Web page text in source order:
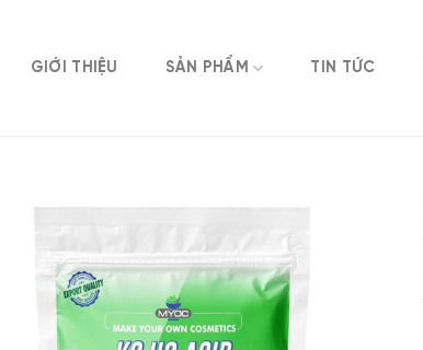
GIỚI THIỆU SẢN PHẨM TIN TỨC